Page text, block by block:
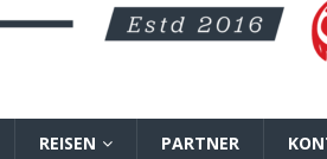
REISEN PARTNER